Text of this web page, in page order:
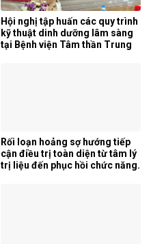
Hội nghị tập huấn các quy trình
kỹ thuật dinh dưỡng lâm sàng
tại Bệnh viện Tâm thần Trung
Rối loạn hoảng sợ hướng tiếp
cận điều trị toàn diện từ tâm lý
trị liệu đến phục hồi chức năng.